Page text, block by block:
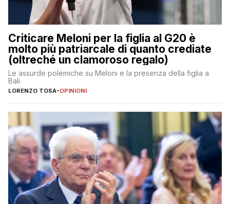
Criticare Meloni per la figlia al G20 è
molto più patriarcale di quanto crediate
(oltreché un clamoroso regalo)
Le assurde polemiche su Meloni e la presenza della figlia a
Bali
LORENZO TOSA-OPINIONI